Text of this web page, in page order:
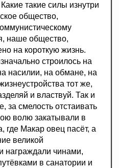
такие силы изнутри
общество,
наше общество,
на короткую жизнь.
строилось на
насилии, на обмане, на
тот же,
и властвуй. Так и
за смелость отстаивать
волю закатывали в
где Макар овец пасёт, а
великой
награждали чинами,
в санатории и